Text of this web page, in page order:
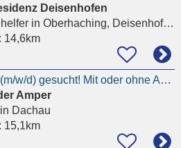
Deisenhofen
in Oberhaching, Deisenhofen
14,6km
Pflegekraft (m/w/d) gesucht! Mit oder ohne Ausbildung! 20,50 € - 27,00 € / Stunde
Amper
Dachau
15,1km